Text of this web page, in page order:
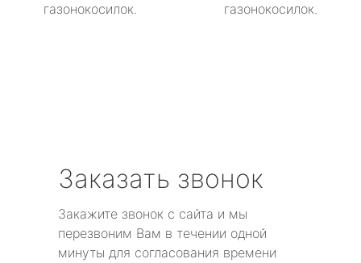
газонокосилок.
газонокосилок.
Заказать звонок
Закажите звонок с сайта и мы
перезвоним Вам в течении одной
минуты для согласования времени